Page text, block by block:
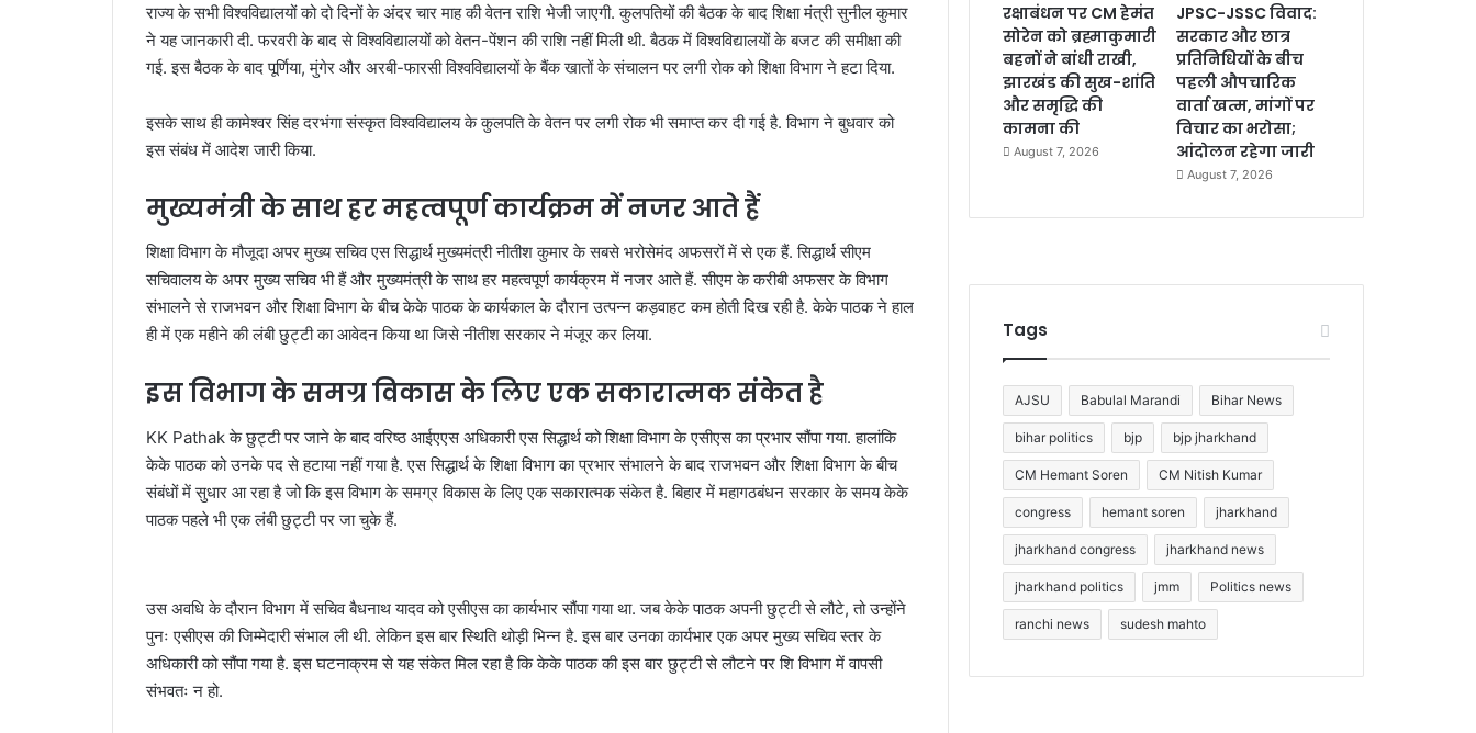
राज्य के सभी विश्वविद्यालयों को दो दिनों के अंदर चार माह की वेतन राशि भेजी जाएगी. कुलपतियों की बैठक के बाद शिक्षा मंत्री सुनील कुमार
ने यह जानकारी दी. फरवरी के बाद से विश्वविद्यालयों को वेतन-पेंशन की राशि नहीं मिली थी. बैठक में विश्वविद्यालयों के बजट की समीक्षा की
गई. इस बैठक के बाद पूर्णिया, मुंगेर और अरबी-फारसी विश्वविद्यालयों के बैंक खातों के संचालन पर लगी रोक को शिक्षा विभाग ने हटा दिया.
इसके साथ ही कामेश्वर सिंह दरभंगा संस्कृत विश्वविद्यालय के कुलपति के वेतन पर लगी रोक भी समाप्त कर दी गई है. विभाग ने बुधवार को
इस संबंध में आदेश जारी किया.
मुख्यमंत्री के साथ हर महत्वपूर्ण कार्यक्रम में नजर आते हैं
शिक्षा विभाग के मौजूदा अपर मुख्य सचिव एस सिद्धार्थ मुख्यमंत्री नीतीश कुमार के सबसे भरोसेमंद अफसरों में से एक हैं. सिद्धार्थ सीएम
सचिवालय के अपर मुख्य सचिव भी हैं और मुख्यमंत्री के साथ हर महत्वपूर्ण कार्यक्रम में नजर आते हैं. सीएम के करीबी अफसर के विभाग
संभालने से राजभवन और शिक्षा विभाग के बीच केके पाठक के कार्यकाल के दौरान उत्पन्न कड़वाहट कम होती दिख रही है. केके पाठक ने हाल
ही में एक महीने की लंबी छुट्टी का आवेदन किया था जिसे नीतीश सरकार ने मंजूर कर लिया.
इस विभाग के समग्र विकास के लिए एक सकारात्मक संकेत है
KK Pathak के छुट्टी पर जाने के बाद वरिष्ठ आईएएस अधिकारी एस सिद्धार्थ को शिक्षा विभाग के एसीएस का प्रभार सौंपा गया. हालांकि
केके पाठक को उनके पद से हटाया नहीं गया है. एस सिद्धार्थ के शिक्षा विभाग का प्रभार संभालने के बाद राजभवन और शिक्षा विभाग के बीच
संबंधों में सुधार आ रहा है जो कि इस विभाग के समग्र विकास के लिए एक सकारात्मक संकेत है. बिहार में महागठबंधन सरकार के समय केके
पाठक पहले भी एक लंबी छुट्टी पर जा चुके हैं.
उस अवधि के दौरान विभाग में सचिव बैधनाथ यादव को एसीएस का कार्यभार सौंपा गया था. जब केके पाठक अपनी छुट्टी से लौटे, तो उन्होंने
पुनः एसीएस की जिम्मेदारी संभाल ली थी. लेकिन इस बार स्थिति थोड़ी भिन्न है. इस बार उनका कार्यभार एक अपर मुख्य सचिव स्तर के
अधिकारी को सौंपा गया है. इस घटनाक्रम से यह संकेत मिल रहा है कि केके पाठक की इस बार छुट्टी से लौटने पर शि विभाग में वापसी
संभवतः न हो.
रक्षाबंधन पर CM हेमंत
सोरेन को ब्रह्माकुमारी
बहनों ने बांधी राखी,
झारखंड की सुख-शांति
और समृद्धि की
कामना की
August 7, 2026
JPSC-JSSC विवाद:
सरकार और छात्र
प्रतिनिधियों के बीच
पहली औपचारिक
वार्ता खत्म, मांगों पर
विचार का भरोसा;
आंदोलन रहेगा जारी
August 7, 2026
Tags
AJSU Babulal Marandi Bihar News
bihar politics bjp bjp jharkhand
CM Hemant Soren CM Nitish Kumar
congress hemant soren jharkhand
jharkhand congress jharkhand news
jharkhand politics jmm Politics news
ranchi news sudesh mahto